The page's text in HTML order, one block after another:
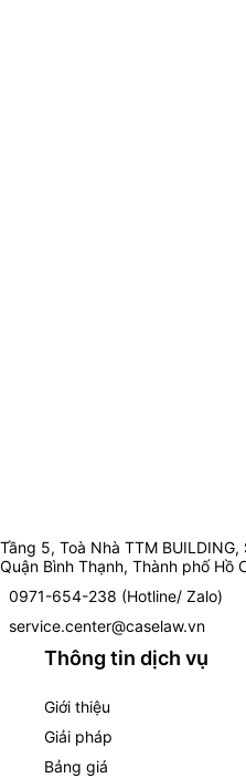
Tầng 5, Toà Nhà TTM
Quận Bình Thạnh, Thành phố Hồ
0971-654-238 (Hotline/ Zalo)
service.center@caselaw.vn
Thông tin dịch vụ
Giới thiệu
Giải pháp
Bảng giá